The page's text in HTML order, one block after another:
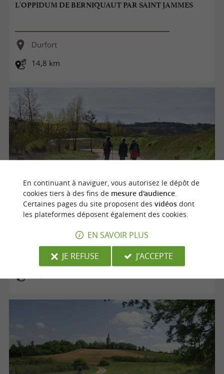
L'OPPIDUM DE BERNIQUAUT PAR SAINT JAMMES
Durfort
14,8 km
Voie verte "le Chemin des Mineurs"
Cagnac-les-Mines
En continuant à naviguer, vous autorisez le dépôt de
cookies tiers à des fins de mesure d'audience.
Certaines pages du site proposent des vidéosdont
les plateformes déposent également des cookies.
EN SAVOIR PLUS
JE REFUSE
J'ACCEPTE